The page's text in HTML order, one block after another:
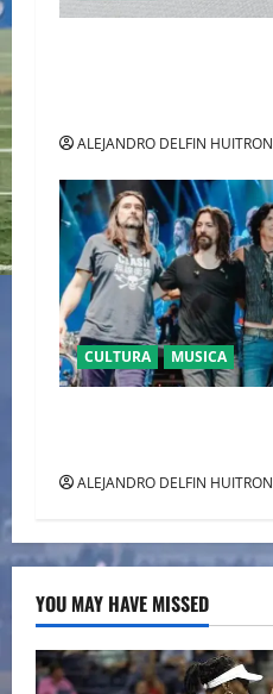
ALEJANDRO DELFIN HUITRON
CULTURA MUSICA
ALEJANDRO DELFIN HUITRON
YOU MAY HAVE MISSED